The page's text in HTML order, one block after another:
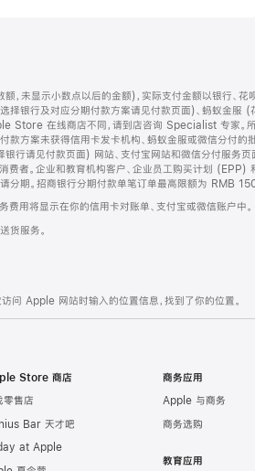
未显示小数点以后的金额)，实际支付金额以银行、
择银行及对应分期付款方案请见付款页面)、蚂蚁金服
在线商店不同，请到店咨询 Specialist 专家。
款方案未获得信用卡发卡机构、蚂蚁金服或微信分付
行请见付款页面) 网站、支付宝网站和微信分付服务页
费者。企业和教育机构客户、企业员工购买计划
分期。招商银行分期付款单笔订单最高限额为 RMB
费用将显示在你的信用卡对账单、支付宝或微信账户中。
货服务。
问 Apple 网站时输入的位置信息，找到了你的位置。
Store 商店
零售店
Bar 天才吧
at Apple
商务应用
Apple 与商务
商务选购
教育应用